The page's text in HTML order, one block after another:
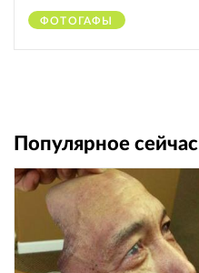
ФОТОГАФЫ
Популярное сейчас